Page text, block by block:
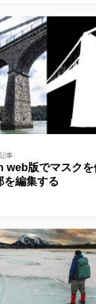
事
web版でマスクを
を編集する